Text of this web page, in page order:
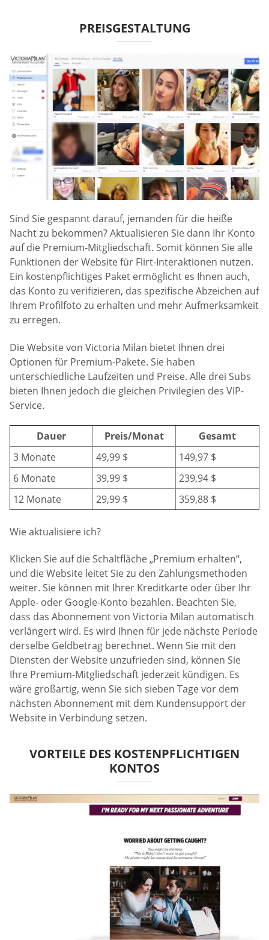
PREISGESTALTUNG
Sind Sie gespannt darauf, jemanden für die heiße
Nacht zu bekommen? Aktualisieren Sie dann Ihr Konto
auf die Premium-Mitgliedschaft. Somit können Sie alle
Funktionen der Website für Flirt-Interaktionen nutzen.
Ein kostenpflichtiges Paket ermöglicht es Ihnen auch,
das Konto zu verifizieren, das spezifische Abzeichen auf
Ihrem Profilfoto zu erhalten und mehr Aufmerksamkeit
zu erregen.
Die Website von Victoria Milan bietet Ihnen drei
Optionen für Premium-Pakete. Sie haben
unterschiedliche Laufzeiten und Preise. Alle drei Subs
bieten Ihnen jedoch die gleichen Privilegien des VIP-
Service.
Dauer Preis/Monat
Gesamt
3 Monate
49,99 $
149,97 $
6 Monate
39,99 $
239,94 $
12 Monate
29,99 $ 359,88 $
Wie aktualisiere ich?
Klicken Sie auf die Schaltfläche „Premium erhalten“,
und die Website leitet Sie zu den Zahlungsmethoden
weiter. Sie können mit Ihrer Kreditkarte oder über Ihr
Apple- oder Google-Konto bezahlen. Beachten Sie,
dass das Abonnement von Victoria Milan automatisch
verlängert wird. Es wird Ihnen für jede nächste Periode
derselbe Geldbetrag berechnet. Wenn Sie mit den
Diensten der Website unzufrieden sind, können Sie
Ihre Premium-Mitgliedschaft jederzeit kündigen. Es
wäre großartig, wenn Sie sich sieben Tage vor dem
nächsten Abonnement mit dem Kundensupport der
Website in Verbindung setzen.
VORTEILE DES KOSTENPFLICHTIGEN
KONTOS